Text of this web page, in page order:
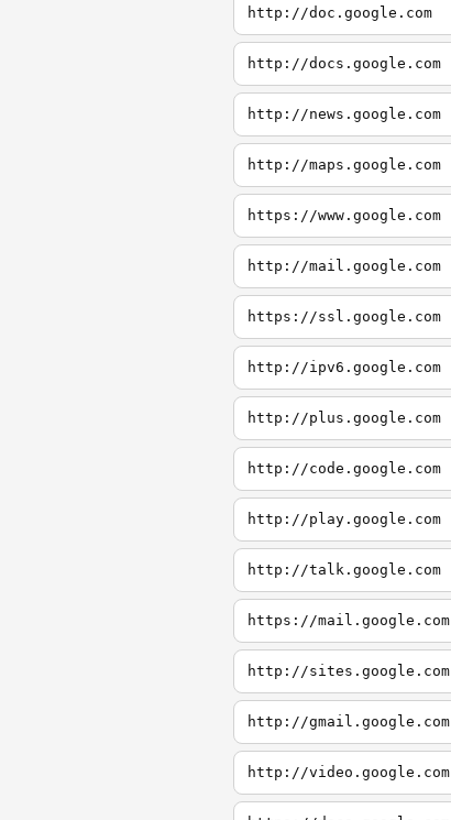
http://doc.google.com
http://docs.google.com
http://news.google.com
http://maps.google.com
https://www.google.com
http://mail.google.com
https://ssl.google.com
http://ipv6.google.com
http://plus.google.com
http://code.google.com
http://play.google.com
http://talk.google.com
https://mail.google.com
http://sites.google.com
http://gmail.google.com
http://video.google.com